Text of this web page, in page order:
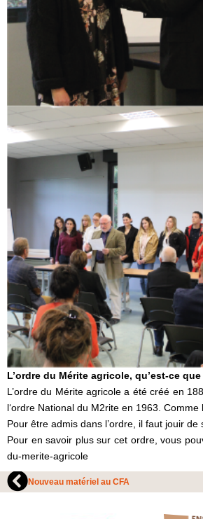
L’ordre du Mérite agricole, qu’est-ce que
L’ordre du Mérite agricole a été créé en
l‘ordre National du M2rite en 1963.
Pour être admis dans l’ordre, il faut jouir
Pour en savoir plus sur cet ordre, vous
du-merite-agricole
Nouveau matériel au CFA